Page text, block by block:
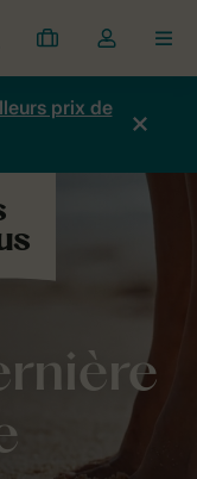
Mes
réservations
Toggle
the
my
account
prix de